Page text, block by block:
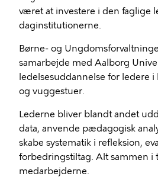
været at investere i den faglige
daginstitutionerne.
Børne- og
samarbejde med Aalborg
ledelsesuddannelse for ledere
og vuggestuer.
Lederne bliver blandt andet
data, anvende pædagogisk
skabe systematik i refleksion,
forbedringstiltag. Alt sammen i
medarbejderne.